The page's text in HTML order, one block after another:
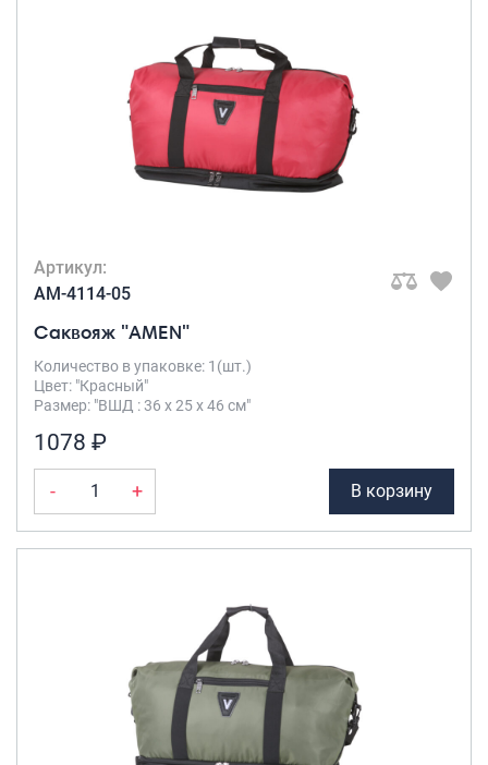
Артикул:
AM-4114-05
Саквояж "AMEN"
Количество в упаковке: 1(шт.)
Цвет: "Красный"
Размер: "ВШД : 36 х 25 х 46 см"
1078 ₽
- + В корзину